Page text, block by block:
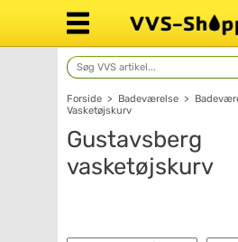
Forside > Badeværelse >
Vasketøjskurv
Gustavsberg
vasketøjskurv